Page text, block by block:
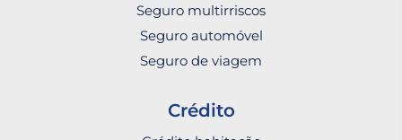
Seguro multirriscos
Seguro automóvel
Seguro de viagem
Crédito